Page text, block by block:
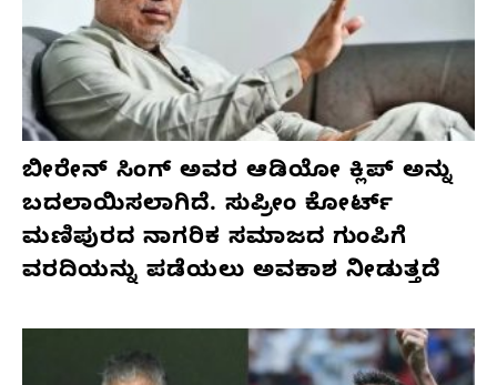
ಬೀರೇನ್ ಸಿಂಗ್ ಅವರ ಆಡಿಯೋ ಕ್ಲಿಪ್ ಅನ್ನು
ಬದಲಾಯಿಸಲಾಗಿದೆ. ಸುಪ್ರೀಂ ಕೋರ್ಟ್
ಮಣಿಪುರದ ನಾಗರಿಕ ಸಮಾಜದ ಗುಂಪಿಗೆ
ವರದಿಯನ್ನು ಪಡೆಯಲು ಅವಕಾಶ ನೀಡುತ್ತದೆ